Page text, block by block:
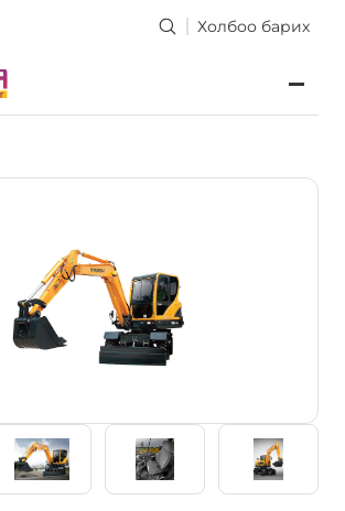
Холбоо барих